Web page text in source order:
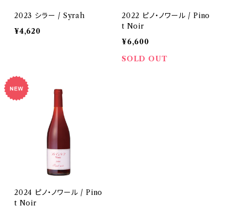
2023 シラー / Syrah
¥4,620
2022 ピノ・ノワール / Pino
t Noir
¥6,600
SOLD OUT
2024 ピノ・ノワール / Pino
t Noir